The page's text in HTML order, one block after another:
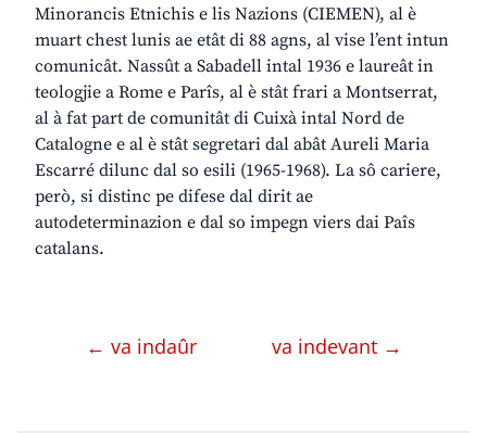
Minorancis Etnichis e lis Nazions (CIEMEN), al è
muart chest lunis ae etât di 88 agns, al vise l’ent intun
comunicât. Nassût a Sabadell intal 1936 e laureât in
teologjie a Rome e Parîs, al è stât frari a Montserrat,
al à fat part de comunitât di Cuixà intal Nord de
Catalogne e al è stât segretari dal abât Aureli Maria
Escarré dilunc dal so esili (1965-1968). La sô cariere,
però, si distinc pe difese dal dirit ae
autodeterminazion e dal so impegn viers dai Paîs
catalans.
← va indaûr va indevant →